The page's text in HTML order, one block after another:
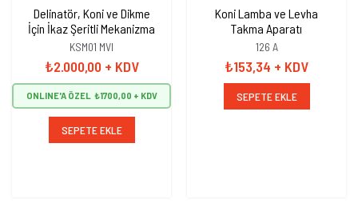
Delinatör, Koni ve Dikme
İçin İkaz Şeritli Mekanizma
KSM01 MVI
₺2.000,00 + KDV
ONLINE'A ÖZEL ₺1700,00
SEPETE EKLE
Koni Lamba ve Levha
Takma Aparatı
126 A
₺153,34 + KDV
SEPETE EKLE